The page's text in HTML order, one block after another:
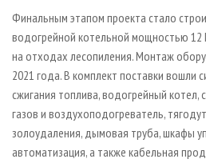
Финальным этапом проекта стало
водогрейной котельной мощностью
на отходах лесопиления. Монтаж
2021 года. В комплект поставки вошли
сжигания топлива, водогрейный
газов и воздухоподогреватель,
золоудаления, дымовая труба, шкафы
автоматизация, а также кабельная